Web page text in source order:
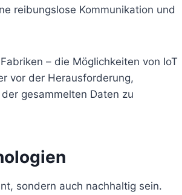
reibungslose Kommunikation und
– die Möglichkeiten von IoT
vor der Herausforderung,
gesammelten Daten zu
sondern auch nachhaltig sein.